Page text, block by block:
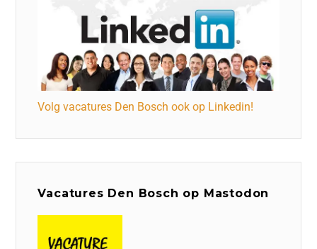
Volg vacatures Den Bosch ook op Linkedin!
Vacatures Den Bosch op Mastodon